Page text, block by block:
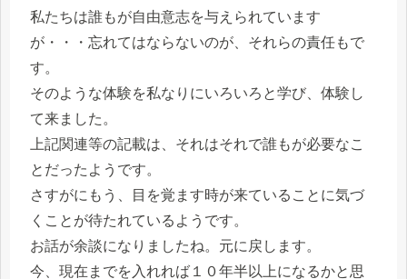
私たちは誰もが自由意志を与えられています
が・・・忘れてはならないのが、それらの責任もで
す。
そのような体験を私なりにいろいろと学び、体験し
て来ました。
上記関連等の記載は、それはそれで誰もが必要なこ
とだったようです。
さすがにもう、目を覚ます時が来ていることに気づ
くことが待たれているようです。
お話が余談になりましたね。元に戻します。
今、現在までを入れれば１０年半以上になるかと思